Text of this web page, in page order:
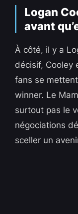
Logan
avant
À côté, il y a
décisif, Cooley
fans se
winner. Le
surtout pas le
négociations
sceller un